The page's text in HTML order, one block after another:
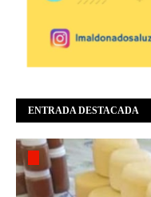
ENTRADA DESTACADA